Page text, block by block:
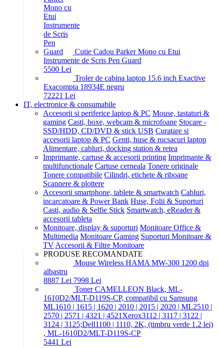
Cutie Cadou Parker Mono cu Etui
Instrumente de Scris Pen Guard
5500 Lei
Troler de cabina laptop 15.6 inch Exactive
Exacompta 18934E negru
72221 Lei
IT, electronice & consumabile
Accesorii si periferice laptop & PC Mouse, tastaturi &
gaming Casti, boxe, webcam & microfoane Stocare -
SSD/HDD, CD/DVD & stick USB Curatare si
accesorii laptop & PC Genti, huse & rucsacuri laptop
Alimentare, cabluri, docking station & retea
Imprimante, cartuse & accesorii printing Imprimante &
multifunctionale Cartuse cerneala Tonere originale
Tonere compatibile Cilindri, etichete & riboane
Scannere & plottere
Accesorii smartphone, tablete & smartwatch Cabluri,
incarcatoare & Power Bank Huse, Folii & Suporturi
Casti, audio & Selfie Stick Smartwatch, eReader &
accesorii tableta
Monitoare, display & suporturi Monitoare Office &
Multimedia Monitoare Gaming Suporturi Monitoare &
TV Accesorii & Filtre Monitoare
PRODUSE RECOMANDATE
Mouse Wireless HAMA MW-300 1200 dpi
albastru
8887 Lei 7998 Lei
Toner CAMELLEON Black, ML-
1610D2/MLT-D119S-CP, compatibil cu Samsung
ML1610 | 1615 | 1620 | 2010 | 2015 | 2020 | ML2510 |
2570 | 2571 | 4321 | 4521Xerox3112 | 3117 | 3122 |
3124 | 3125;Dell1100 | 1110, 2K, (timbru verde 1.2 lei)
, ML-1610D2/MLT-D119S-CP
5441 Lei